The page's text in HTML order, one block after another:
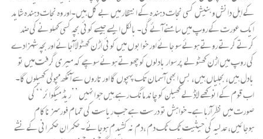
کے اہل دانش وبنیش کسی نجات دہندہ کے انتظار میں بے کل ہیں۔اور وہ نجات دہندہ شاید
ایک عورت کے روپ میں سامنے آئے گی۔ بالکل ایسے جیسے کوئی بچہ کسی کھلونے کی ضد
کرتے کرتے روتے ہوئے سو جائے اور خوابوں میں کوئی اڑن کھٹولا آجائے اور بچہ شہزادے
کی روپ میں اڑن کھٹولے پر سوار بادلوں کو چھوتے ہوئے سوچے کہ میری گرفت میں تو
بادل ہیں، بجلیاں ہیں، بس ابھی آسمان تک پہچوں گا اور تاروں سے آنکھ مچولی کھیلوں گا۔
اب قوم کے انوکھے لاڈلے کھیلن کو چاند مانگ رہے ہیں جو انہیں ’’ریڈ میگوائر‘‘کی
صورت میں نظرآرہا ہے۔ خواہش تو درست ہے جب ریاست کی تمام فورسز ناکام
ہوجائیں، عدلیہ کی حیثیت ٹک ٹک دم ،دم نہ کشیدم ہوجائے ۔ حکمران حکمرانی کے نشے